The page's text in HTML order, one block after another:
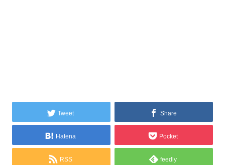
Tweet Share
Hatena Pocket
RSS feedly